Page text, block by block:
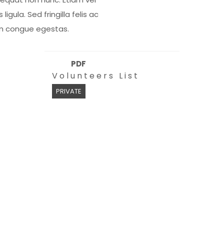
ligula. Sed fringilla felis ac
congue egestas.
PDF
Volunteers List
PRIVATE